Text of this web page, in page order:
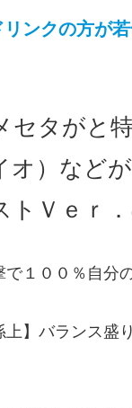
ンクの方が
セタがと
オ）など
Ｖｅｒ
１００％自分
】バランス盛